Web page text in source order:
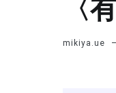
〈
mikiya.ue